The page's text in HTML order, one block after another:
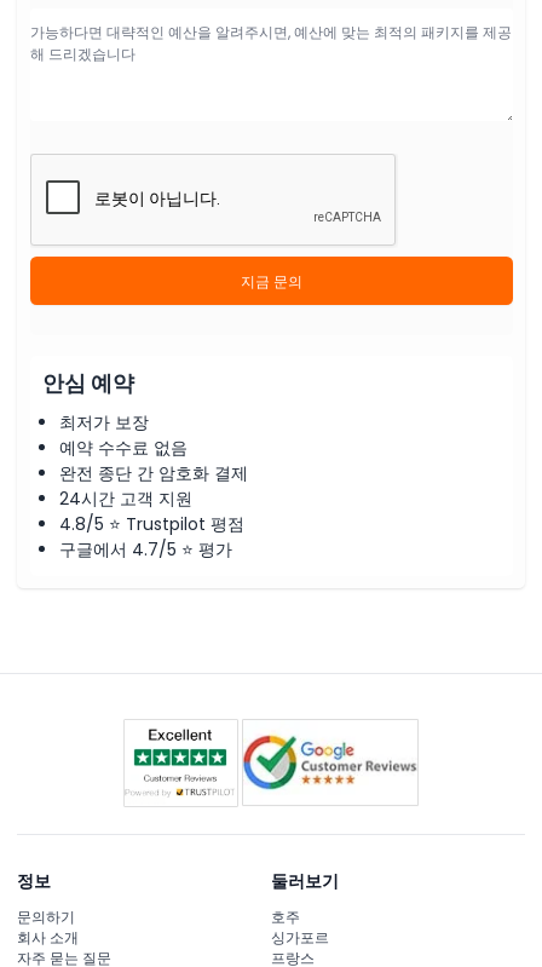
지금 문의
안심 예약
최저가 보장
예약 수수료 없음
완전 종단 간 암호화 결제
24시간 고객 지원
4.8/5 ⭐ Trustpilot 평점
구글에서 4.7/5 ⭐ 평가
정보
문의하기
회사 소개
자주 묻는 질문
둘러보기
호주
싱가포르
프랑스